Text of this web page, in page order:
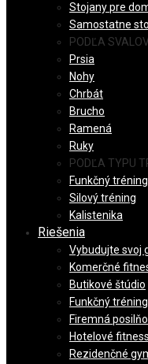
Stojany pre
Samostatne
PODĽA
Prsia
Nohy
Chrbát
Brucho
Ramená
Ruky
PODĽA TYPU
Funkčný tréning
Silový tréning
Kalistenika
Riešenia
Vybudujte svoj
Komerčné
Butikové štúdio
Funkčný tréning
Firemná
Hotelové fitness
Rezidenčné